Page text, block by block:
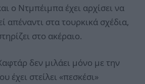
ο Ντμπέιμπα έχει αρχίσει να
απέναντι στα τουρκικά σχέδια,
στο ακέραιο.
δεν μιλάει μόνο με την
έχει στείλει «πεσκέσι»